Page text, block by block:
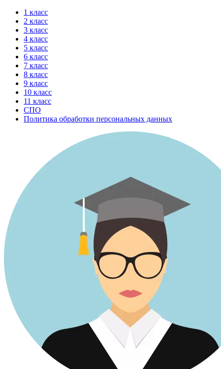
Перейти
содержимому
1 класс
2 класс
3 класс
4 класс
5 класс
6 класс
7 класс
8 класс
9 класс
10 класс
11 класс
СПО
Политика обработки персональных данных